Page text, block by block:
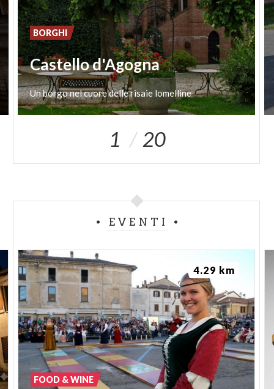
Castello d'Agogna
Unborgonelcuoredellerisaie lomelline
BORGHI
1 20
EVENTI
FOOD & WINE
4.29 km